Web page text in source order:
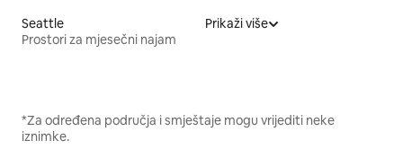
Seattle
Prostori za mjesečni najam
Prikaži više
*Za određena područja i smještaje mogu vrijediti neke
iznimke.